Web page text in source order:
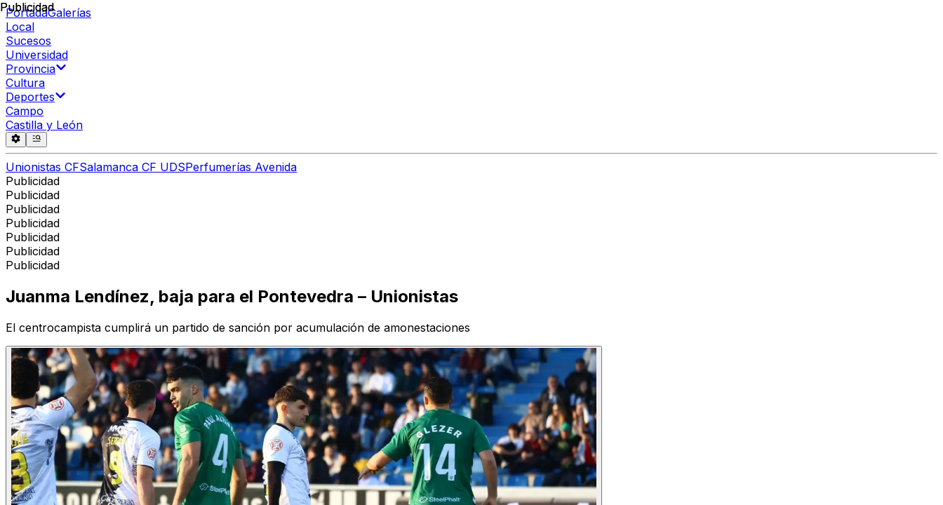
PortadaGalerías
Local
Sucesos
Universidad
Provincia
Cultura
Deportes
Campo
Castilla y León
Unionistas CFSalamanca CF UDSPerfumerías Avenida
Publicidad
Publicidad
Publicidad
Publicidad
Publicidad
Publicidad
Publicidad
Publicidad
Juanma Lendínez, baja para el Pontevedra – Unionistas
El centrocampista cumplirá un partido de sanción por acumulación de amonestaciones
Publicidad